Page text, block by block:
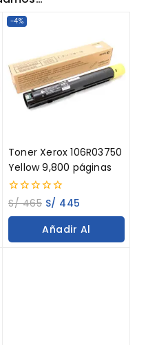
-4%
Toner Xerox 106R03750
Yellow 9,800 páginas
0
out
of
S/465 S/ 445
Añadir Al